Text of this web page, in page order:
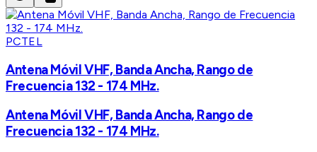
PCTEL
Antena Móvil VHF, Banda Ancha, Rango de
Frecuencia 132 - 174 MHz.
Antena Móvil VHF, Banda Ancha, Rango de
Frecuencia 132 - 174 MHz.